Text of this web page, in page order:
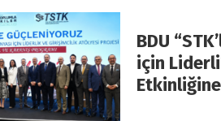
BDU
için
Etkinliğine